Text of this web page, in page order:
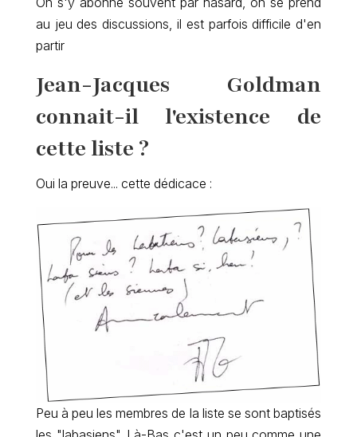
au jeu des discussions, il est parfois difficile d'en
partir
Jean-Jacques Goldman
connait-il l'existence de
cette liste ?
Oui la preuve... cette dédicace :
Peu à peu les membres de la liste se sont baptisés